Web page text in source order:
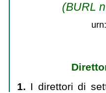
(BURL
1. I direttori di